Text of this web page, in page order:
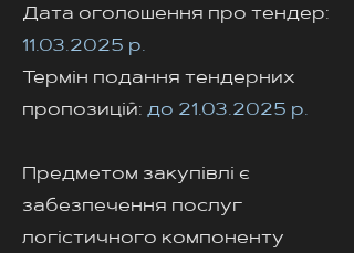
Дата оголошення про тендер:
11.03.2025 р.
Термін подання тендерних
пропозицій: до 21.03.2025 р.
Предметом закупівлі є
забезпечення послуг
логістичного компоненту